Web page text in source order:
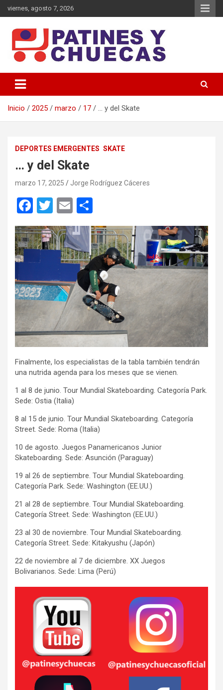
Saltar
al
viernes, agosto 7, 2026
Patines y Chuecas
Inicio 2025 marzo 17 … y del Skate
DEPORTES EMERGENTES SKATE
… y del Skate
marzo 17, 2025 Jorge Rodríguez Cáceres
F
a
ce
b
o
o
k
T
wi
tt
er
E
m
ail
o
m
p
ar
tir
Finalmente, los especialistas de la tabla también tendrán
una nutrida agenda para los meses que se vienen.
1 al 8 de junio. Tour Mundial Skateboarding. Categoría Park.
Sede: Ostia (Italia)
8 al 15 de junio. Tour Mundial Skateboarding. Categoría
Street. Sede: Roma (Italia)
10 de agosto. Juegos Panamericanos Junior
Skateboarding. Sede: Asunción (Paraguay)
19 al 26 de septiembre. Tour Mundial Skateboarding.
Categoría Park. Sede: Washington (EE.UU.)
21 al 28 de septiembre. Tour Mundial Skateboarding.
Categoría Street. Sede: Washington (EE.UU.)
23 al 30 de noviembre. Tour Mundial Skateboarding.
Categoría Street. Sede: Kitakyushu (Japón)
22 de noviembre al 7 de diciembre. XX Juegos
Bolivarianos. Sede: Lima (Perú)